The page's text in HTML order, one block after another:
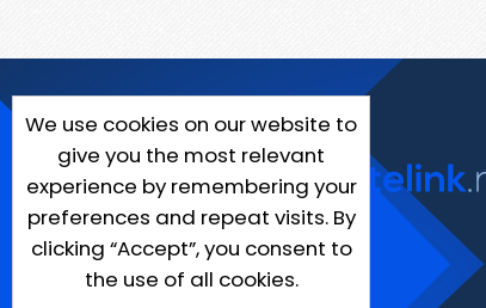
We use cookies on our website to
give you the most relevant
experience by remembering your
preferences and repeat visits. By
clicking “Accept”, you consent to
the use of all cookies.